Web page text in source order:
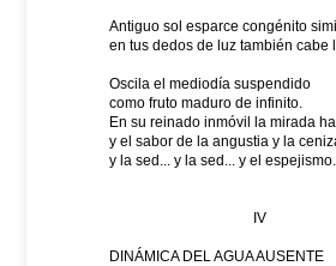
Antiguo sol esparce congénito
en tus dedos de luz también cabe
Oscila el mediodía suspendido
como fruto maduro de infinito.
En su reinado inmóvil la mirada
y el sabor de la angustia y la
y la sed... y la sed... y el espejismo.
IV
DINÁMICA DEL AGUA AUSENTE